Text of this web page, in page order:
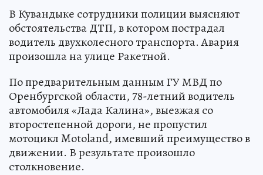
В Кувандыке сотрудники полиции выясняют
обстоятельства ДТП, в котором пострадал
водитель двухколесного транспорта. Авария
произошла на улице Ракетной.
По предварительным данным ГУ МВД по
Оренбургской области, 78-летний водитель
автомобиля «Лада Калина», выезжая со
второстепенной дороги, не пропустил
мотоцикл Motoland, имевший преимущество в
движении. В результате произошло
столкновение.